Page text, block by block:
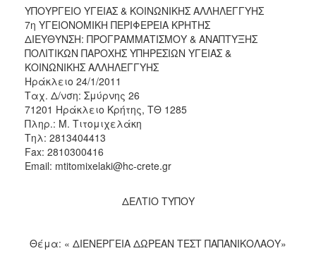
2021
2020
2019
2018
2017
2016
2015
2012
ΥΠΟΥΡΓΕΙΟ ΥΓΕΙΑΣ & ΚΟΙΝΩΝΙΚΗΣ AΛΛΗΛΕΓΓΥΗΣ
7η ΥΓΕΙΟΝΟΜΙΚΗ ΠΕΡΙΦΕΡΕΙΑ ΚΡΗΤΗΣ
ΔΙΕΥΘΥΝΣΗ: ΠΡΟΓΡΑΜΜΑΤΙΣΜΟΥ & ΑΝΑΠΤΥΞΗΣ
ΠΟΛΙΤΙΚΩΝ ΠΑΡΟΧΗΣ ΥΠΗΡΕΣΙΩΝ ΥΓΕΙΑΣ &
ΚΟΙΝΩΝΙΚΗΣ ΑΛΛΗΛΕΓΓΥΗΣ
Ηράκλειο 24/1/2011
Ταχ. Δ/νση: Σμύρνης 26
71201 Ηράκλειο Κρήτης, ΤΘ 1285
Πληρ.: Μ. Τιτομιχελάκη
Τηλ: 2813404413
Fax: 2810300416
Email: mtitomixelaki@hc-crete.gr
ΔΕΛΤΙΟ ΤΥΠΟΥ
Θέμα: « ΔΙΕΝΕΡΓΕΙΑ ΔΩΡΕΑΝ ΤΕΣΤ ΠΑΠΑΝΙΚΟΛΑΟΥ»